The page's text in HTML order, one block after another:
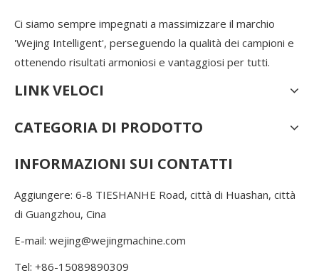
Ci siamo sempre impegnati a massimizzare il marchio
'Wejing Intelligent', perseguendo la qualità dei campioni e
ottenendo risultati armoniosi e vantaggiosi per tutti.
LINK VELOCI
CATEGORIA DI PRODOTTO
INFORMAZIONI SUI CONTATTI
Aggiungere: 6-8 TIESHANHE Road, città di Huashan, città
di Guangzhou, Cina
E-mail: wejing@wejingmachine.com
Tel: +86-15089890309